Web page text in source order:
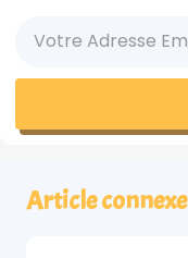
Article connexe